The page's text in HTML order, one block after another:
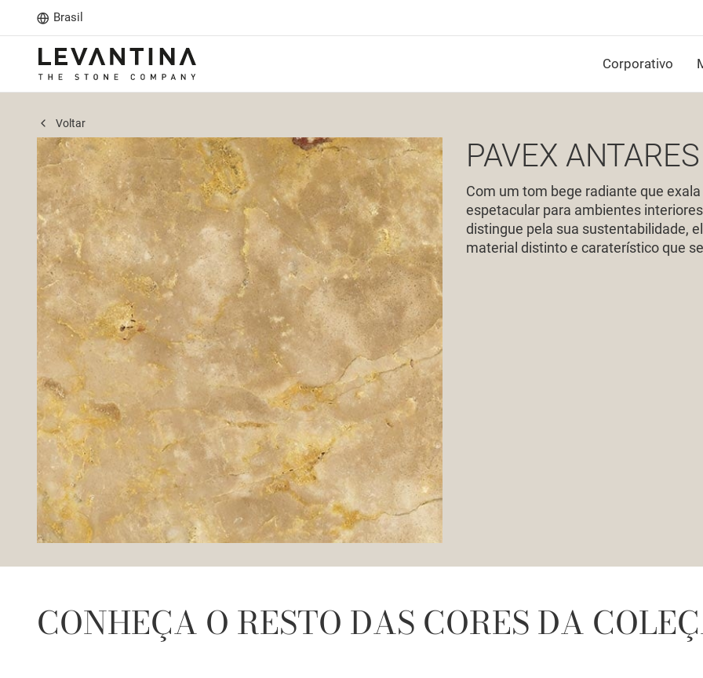
Brasil
Corporativo
Voltar
PAVEX ANTARES
Com um tom bege radiante que
espetacular para ambientes
distingue pela sua sustentabilidade,
material distinto e caraterístico que
CONHEÇA O RESTO DAS CORES DA